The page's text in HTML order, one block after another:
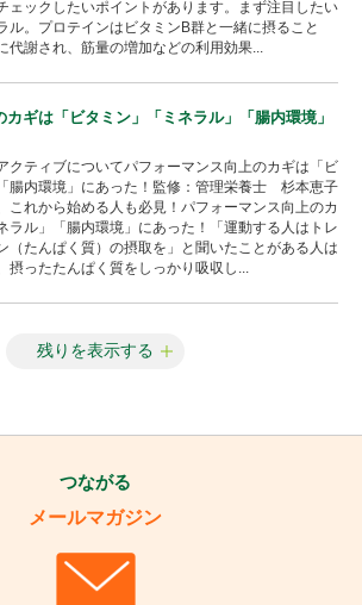
ェックしたいポイントがあります。まず注目したい
ル。プロテインは ビタミンB群と一緒に摂ること
代謝され、筋量の増加などの利用効果...
ギは「ビタミン」「ミネラル」「腸内環境」
クティブについてパフォーマンス向上のカギは「ビ
腸内環境」にあった！監修：管理栄養士 杉本恵子
これから始める人も必見！パフォーマンス向上のカ
ラル」「腸内環境」にあった！「運動する人はトレ
（たんぱく質）の摂取を」と聞いたことがある人は
摂ったたんぱく質をしっかり吸収し...
残りを表示する
つながる
メールマガジン